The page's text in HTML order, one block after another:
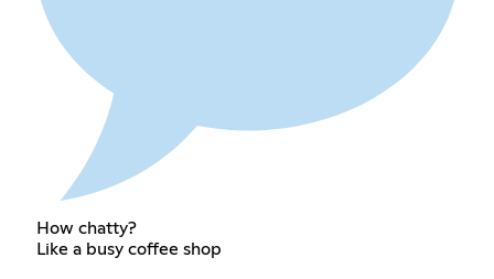
How chatty?
Like a busy coffee shop